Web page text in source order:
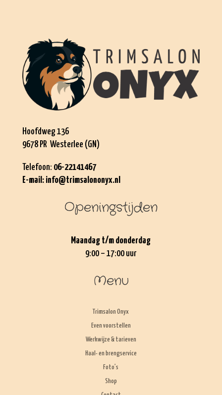
Hoofdweg 136
9678 PR Westerlee (GN)
Telefoon: 06-22141467
E-mail: info@trimsalononyx.nl
Openingstijden
Maandag t/m donderdag
9:00 – 17:00 uur
Menu
Trimsalon Onyx
Even voorstellen
Werkwijze & tarieven
Haal- en brengservice
Foto’s
Shop